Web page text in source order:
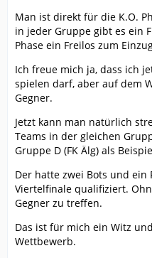
Man ist direkt für die K.O.
in jeder Gruppe gibt es ein
Phase ein Freilos zum
Ich freue mich ja, dass ich
spielen darf, aber auf dem
Gegner.
Jetzt kann man natürlich
Teams in der gleichen
Gruppe D (FK Älg) als
Der hatte zwei Bots und
Viertelfinale qualifiziert.
Gegner zu treffen.
Das ist für mich ein Witz
Wettbewerb.